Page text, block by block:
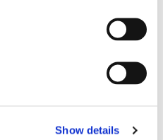
Show details
miljøminister Maria Reumert
og minister for ligestilling
Rubin samt børne-,